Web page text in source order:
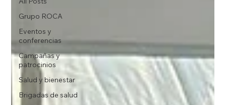
Grupo ROCA
Eventos y
conferencias
Campañas y
patrocinios
Salud y bienestar
Brigadas de salud